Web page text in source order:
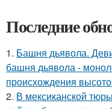
Последние
1. Башня дьявола.
башня дьявола -
происхождения
2. В мексиканской